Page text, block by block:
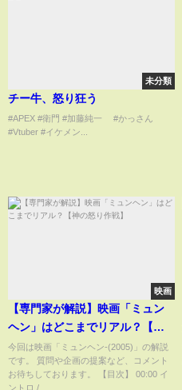
未分類
チー牛、怒り狂う
#APEX #衛門 #加藤純一 #かっさん
#Vtuber #イケメン...
映画
【専門家が解説】映画「ミュン
ヘン」はどこまでリアル？【神
の怒り作戦】
今回は映画「ミュンヘン-(2005)」の解説
です。 質問や企画の提案など、コメント
お待ちしております。 【目次】 00:00 イ
ントロ / ...